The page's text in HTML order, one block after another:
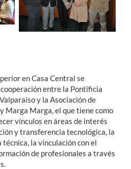
en Casa Central se
entre la Pontificia
y la Asociación de
Marga Marga, el que tiene como
vínculos en áreas de interés
y transferencia tecnológica, la
la vinculación con el
de profesionales a través